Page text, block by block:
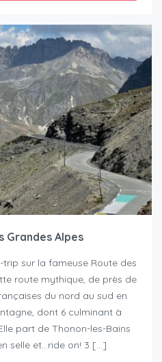
Grandes Alpes
sur la fameuse Route des
route mythique, de près de
du nord au sud en
dont 6 culminant à
part de Thonon-les-Bains
selle et…ride on! 3 […]